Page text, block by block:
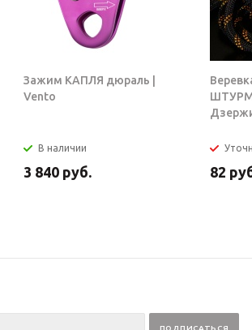
Зажим КАПЛЯ дюраль |
Vento
В наличии
3 840 руб.
ШТУРМ
82